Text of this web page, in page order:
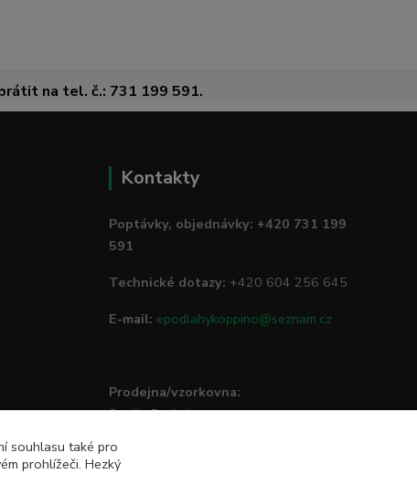
na tel. č.: 731 199 591.
Kontakty
Poptávky, objednávky: +420 731 199
591
Technické dotazy: +420 604 256 645
E-mail: epodlahykoppino@seznam.cz
Prodejna/vzorkovna:
Studio Podlah
74801 Hlučín
souhlasu také pro
prohlížeči. Hezký